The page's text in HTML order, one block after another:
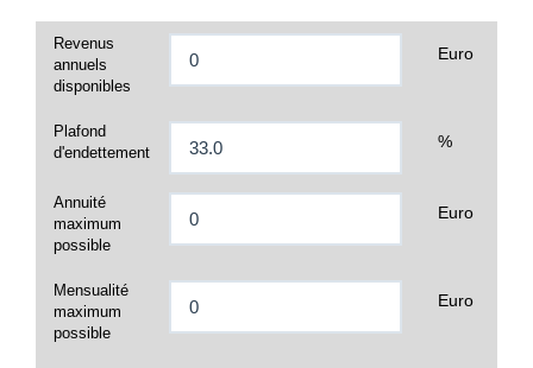
Revenus
annuels
disponibles
Euro
Plafond
d'endettement
%
Annuité
maximum
possible
Euro
Mensualité
maximum
possible
Euro